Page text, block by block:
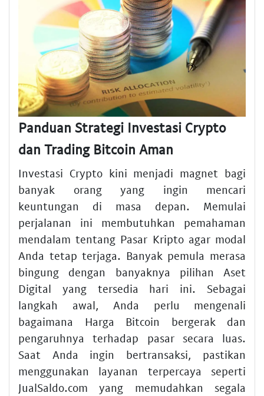
Panduan Strategi Investasi Crypto
dan Trading Bitcoin Aman
Investasi Crypto kini menjadi magnet bagi
banyak orang yang ingin mencari
keuntungan di masa depan. Memulai
perjalanan ini membutuhkan pemahaman
mendalam tentang Pasar Kripto agar modal
Anda tetap terjaga. Banyak pemula merasa
bingung dengan banyaknya pilihan Aset
Digital yang tersedia hari ini. Sebagai
langkah awal, Anda perlu mengenali
bagaimana Harga Bitcoin bergerak dan
pengaruhnya terhadap pasar secara luas.
Saat Anda ingin bertransaksi, pastikan
menggunakan layanan terpercaya seperti
JualSaldo.com yang memudahkan segala